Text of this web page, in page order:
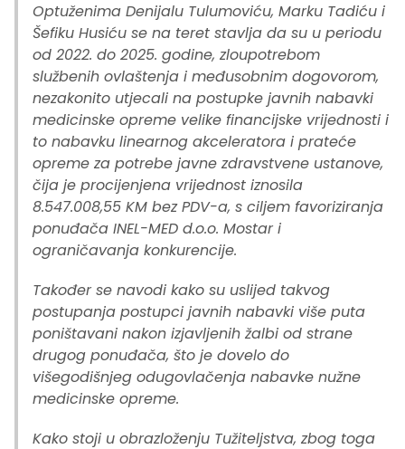
Optuženima Denijalu Tulumoviću, Marku Tadiću i
Šefiku Husiću se na teret stavlja da su u periodu
od 2022. do 2025. godine, zloupotrebom
službenih ovlaštenja i međusobnim dogovorom,
nezakonito utjecali na postupke javnih nabavki
medicinske opreme velike financijske vrijednosti i
to nabavku linearnog akceleratora i prateće
opreme za potrebe javne zdravstvene ustanove,
čija je procijenjena vrijednost iznosila
8.547.008,55 KM bez PDV-a, s ciljem favoriziranja
ponuđača INEL-MED d.o.o. Mostar i
ograničavanja konkurencije.
Također se navodi kako su uslijed takvog
postupanja postupci javnih nabavki više puta
poništavani nakon izjavljenih žalbi od strane
drugog ponuđača, što je dovelo do
višegodišnjeg odugovlačenja nabavke nužne
medicinske opreme.
Kako stoji u obrazloženju Tužiteljstva, zbog toga